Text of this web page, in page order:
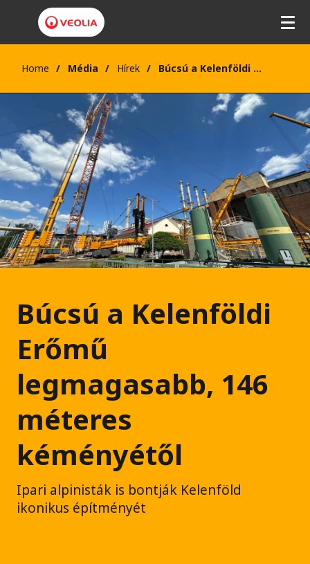
Home Média Hírek Búcsú a Kelenföldi Erőmű legmagasabb, 146 méteres kéményétől
Búcsú a Kelenföldi
Erőmű
legmagasabb, 146
méteres
kéményétől
Ipari alpinisták is bontják Kelenföld
ikonikus építményét